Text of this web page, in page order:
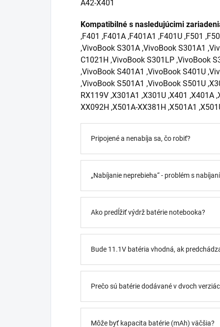
A42-X401
Kompatibilné s nasledujúcimi
,F401 ,F401A ,F401A1 ,F401U ,F501
,VivoBook S301A ,VivoBook S301A1
C1021H ,VivoBook S301LP ,VivoBook
,VivoBook S401A1 ,VivoBook S401U
,VivoBook S501A1 ,VivoBook S501U
RX119V ,X301A1 ,X301U ,X401 ,X401A
XX092H ,X501A-XX381H ,X501A1
Pripojené a nenabíja sa, čo robiť?
„Nabíjanie neprebieha“ - problém s
Ako predĺžiť výdrž batérie notebooka?
Bude 11.1V batéria vhodná, ak
Prečo sú batérie dodávané v dvoch
Môže byť kapacita batérie (mAh) väčšia?